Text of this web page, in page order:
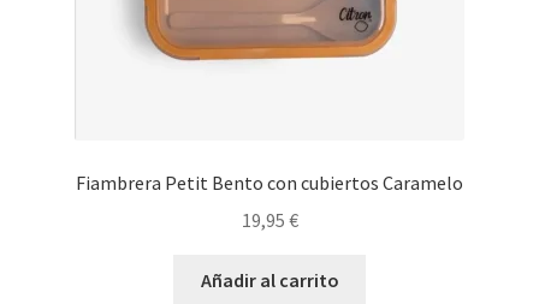
Fiambrera Petit Bento con cubiertos Caramelo
19,95 €
Añadir al carrito